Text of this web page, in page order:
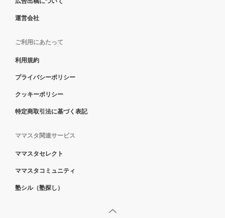
運営会社
ご利用にあたって
利用規約
プライバシーポリシー
クッキーポリシー
特定商取引法に基づく表記
ママスタ関連サービス
ママスタセレクト
ママスタコミュニティ
塾シル（塾探し）